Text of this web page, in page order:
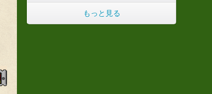
もっと見る